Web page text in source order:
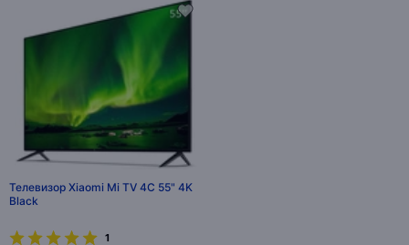
Телевизор Xiaomi Mi TV 4C 55" 4K
Black
1